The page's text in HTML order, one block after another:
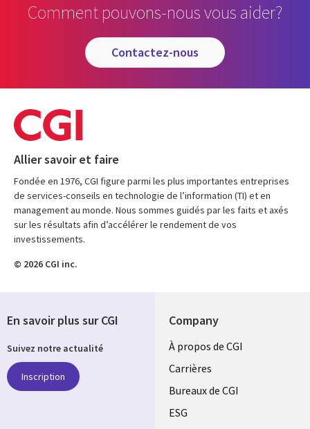
Comment pouvons-nous vous aider?
contactez-nous
Allier savoir et faire
Fondée en 1976, CGI figure parmi les plus importantes entreprises
de services-conseils en technologie de l’information (TI) et en
management au monde. Nous sommes guidés par les faits et axés
sur les résultats afin d’accélérer le rendement de vos
investissements.
© 2026 CGI inc.
Company
Useful
links
CANADA
FR
À propos de CGI
Carrières
Bureaux de CGI
ESG
En savoir plus sur CGI
Suivez notre actualité
Inscription